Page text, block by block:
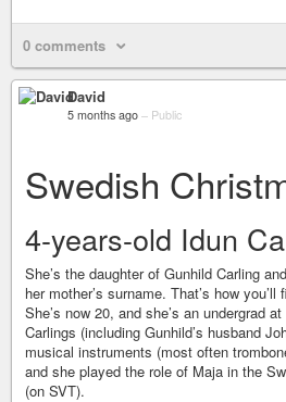
0 comments
David
5 months ago – Public
Swedish
4-years-old Idun
She’s the daughter of Gunhild Carling
her mother’s surname. That’s how
She’s now 20, and she’s an undergrad
Carlings (including Gunhild’s husband
musical instruments (most often
and she played the role of Maja in the
(on SVT).